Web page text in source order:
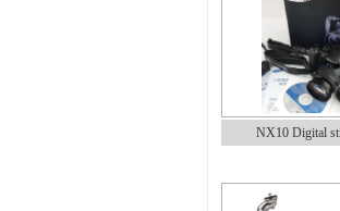
NX10 Digital